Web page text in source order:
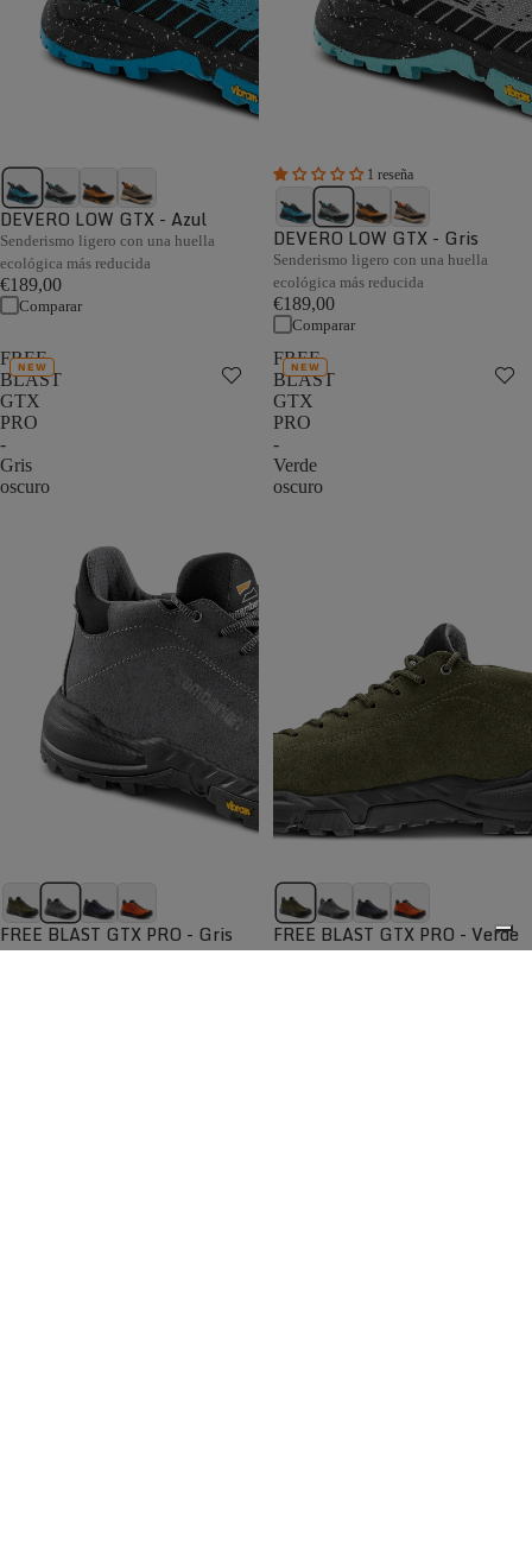
DEVERO LOW GTX - Azul
Senderismo ligero con una huella
ecológica más reducida
€189,00
Comparar
1 reseña
DEVERO LOW GTX - Gris
Senderismo ligero con una huella
ecológica más reducida
€189,00
Comparar
FREE
BLAST
GTX
PRO
-
Gris
oscuro
NEW
FREE BLAST GTX PRO - Gris
oscuro
FREE
BLAST
GTX
PRO
-
Verde
oscuro
NEW
FREE BLAST GTX PRO - Verde
oscuro